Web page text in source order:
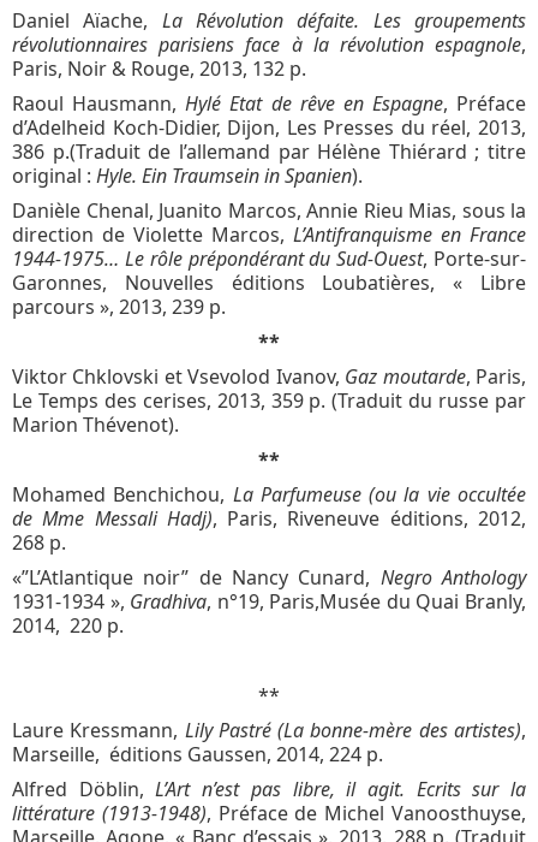
Daniel Aïache, La Révolution défaite. Les groupements
révolutionnaires parisiens face à la révolution espagnole,
Paris, Noir & Rouge, 2013, 132 p.
Raoul Hausmann,Hylé Etat de rêve en Espagne, Préface
d’Adelheid Koch-Didier, Dijon, Les Presses du réel, 2013,
386 p.(Traduit de l’allemand par Hélène Thiérard ; titre
original : Hyle. Ein Traumsein in Spanien).
Danièle Chenal, Juanito Marcos, Annie Rieu Mias, sous la
direction de Violette Marcos, L’Antifranquisme en France
1944-1975… Le rôle prépondérant du Sud-Ouest, Porte-sur-
Garonnes, Nouvelles éditions Loubatières, « Libre
parcours », 2013, 239 p.
**
Viktor Chklovski et Vsevolod Ivanov, Gaz moutarde, Paris,
Le Temps des cerises, 2013, 359 p. (Traduit du russe par
Marion Thévenot).
**
Mohamed Benchichou, La Parfumeuse (ou la vie occultée
de Mme Messali Hadj), Paris, Riveneuve éditions, 2012,
268 p.
«”L’Atlantique noir” de Nancy Cunard, Negro Anthology
1931-1934 », Gradhiva, n°19, Paris,Musée du Quai Branly,
2014, 220 p.
**
Laure Kressmann, Lily Pastré (La bonne-mère des artistes),
Marseille, éditions Gaussen, 2014, 224 p.
Alfred Döblin, L’Art n’est pas libre, il agit. Ecrits sur la
littérature (1913-1948), Préface de Michel Vanoosthuyse,